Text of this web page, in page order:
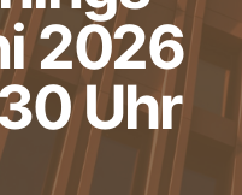
2026
Uhr